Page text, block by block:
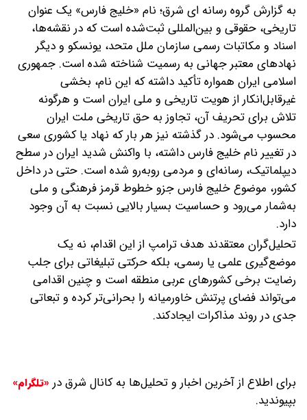
به گزارش گروه رسانه ای شرق؛ نام «خلیج فارس» یک عنوان
تاریخی، حقوقی و بین‌المللی ثبت‌شده است که در نقشه‌ها،
اسناد و مکاتبات رسمی سازمان ملل متحد، یونسکو و دیگر
نهادهای معتبر جهانی به رسمیت شناخته شده است. جمهوری
اسلامی ایران همواره تأکید داشته که این نام، بخشی
غیرقابل‌انکار از هویت تاریخی و ملی ایران است و هرگونه
تلاش برای تحریف آن، تجاوز به حق تاریخی ملت ایران
محسوب می‌شود. در گذشته نیز هر بار که نهاد یا کشوری سعی
در تغییر نام خلیج فارس داشته، با واکنش شدید ایران در سطح
دیپلماتیک، رسانه‌ای و مردمی روبه‌رو شده است. حتی در داخل
کشور، موضوع خلیج فارس جزو خطوط قرمز فرهنگی و ملی
به‌شمار می‌رود و حساسیت بسیار بالایی نسبت به آن وجود
دارد.
تحلیل‌گران معتقدند هدف ترامپ از این اقدام، نه یک
موضع‌گیری علمی یا رسمی، بلکه حرکتی تبلیغاتی برای جلب
رضایت برخی کشورهای عربی منطقه است و چنین اقدامی
می‌تواند فضای پرتنش خاورمیانه را بحرانی‌تر کرده و تبعاتی
جدی در روند مذاکرات ایجادکند.
برای اطلاع از آخرین اخبار و تحلیل‌ها به کانال شرق در «تلگرام»
بپیوندید.